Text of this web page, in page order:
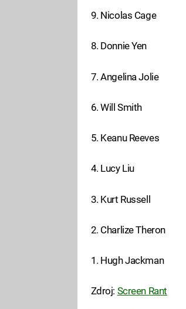
9. Nicolas Cage
8. Donnie Yen
7. Angelina Jolie
6. Will Smith
5. Keanu Reeves
4. Lucy Liu
3. Kurt Russell
2. Charlize Theron
1. Hugh Jackman
Zdroj: Screen Rant